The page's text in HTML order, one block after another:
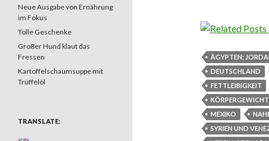
ÄGYPTEN;
DEUTSCHLAND
FETTLEIBIGKEIT
KÖRPERGEWICHT
MEXIKO
SYRIEN UND
Neue Ausgabe von Ernährung
im Fokus
Tolle Geschenke
Großer Hund klaut das
Fressen
Kartoffelschaumsuppe mit
Trüffelöl
TRANSLATE: